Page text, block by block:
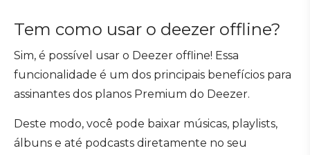
Tem como usar o deezer offline?
Sim, é possível usar o Deezer offline! Essa
funcionalidade é um dos principais benefícios para
assinantes dos planos Premium do Deezer.
Deste modo, você pode baixar músicas, playlists,
álbuns e até podcasts diretamente no seu